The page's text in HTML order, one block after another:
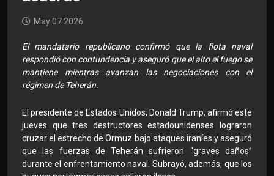
May 07 2026
El mandatario republicano confirmó que la flota naval
respondió con contundencia y aseguró que el alto el fuego se
mantiene mientras avanzan las negociaciones con el
régimen de Teherán.
El presidente de Estados Unidos, Donald Trump, afirmó este
jueves que tres destructores estadounidenses lograron
cruzar el estrecho de Ormuz bajo ataques iraníes y aseguró
que las fuerzas de Teherán sufrieron “graves daños”
durante el enfrentamiento naval. Subrayó, además, que los